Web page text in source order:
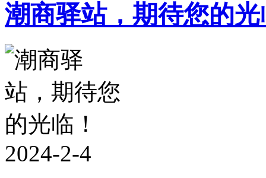
潮商驿站，期待您的
2024-2-4